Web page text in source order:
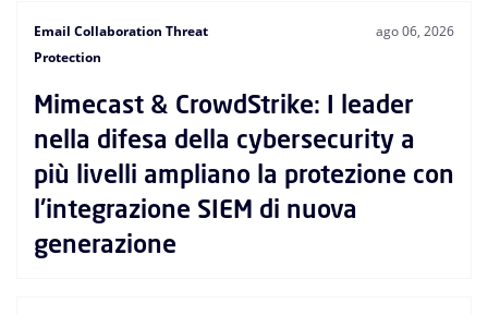
Email Collaboration Threat
Protection
ago 06, 2026
Mimecast & CrowdStrike: I leader
nella difesa della cybersecurity a
più livelli ampliano la protezione con
l'integrazione SIEM di nuova
generazione